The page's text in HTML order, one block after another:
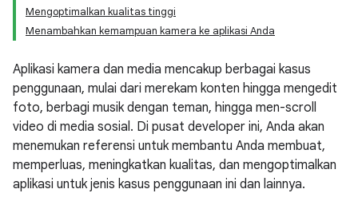
Mengoptimalkan kualitas tinggi
Menambahkan kemampuan kamera ke aplikasi Anda
Aplikasi kamera dan media mencakup berbagai kasus
penggunaan, mulai dari merekam konten hingga mengedit
foto, berbagi musik dengan teman, hingga men-scroll
video di media sosial. Di pusat developer ini, Anda akan
menemukan referensi untuk membantu Anda membuat,
memperluas, meningkatkan kualitas, dan mengoptimalkan
aplikasi untuk jenis kasus penggunaan ini dan lainnya.